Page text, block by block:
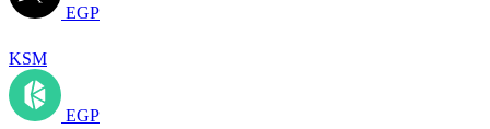
EGP
KSM
EGP